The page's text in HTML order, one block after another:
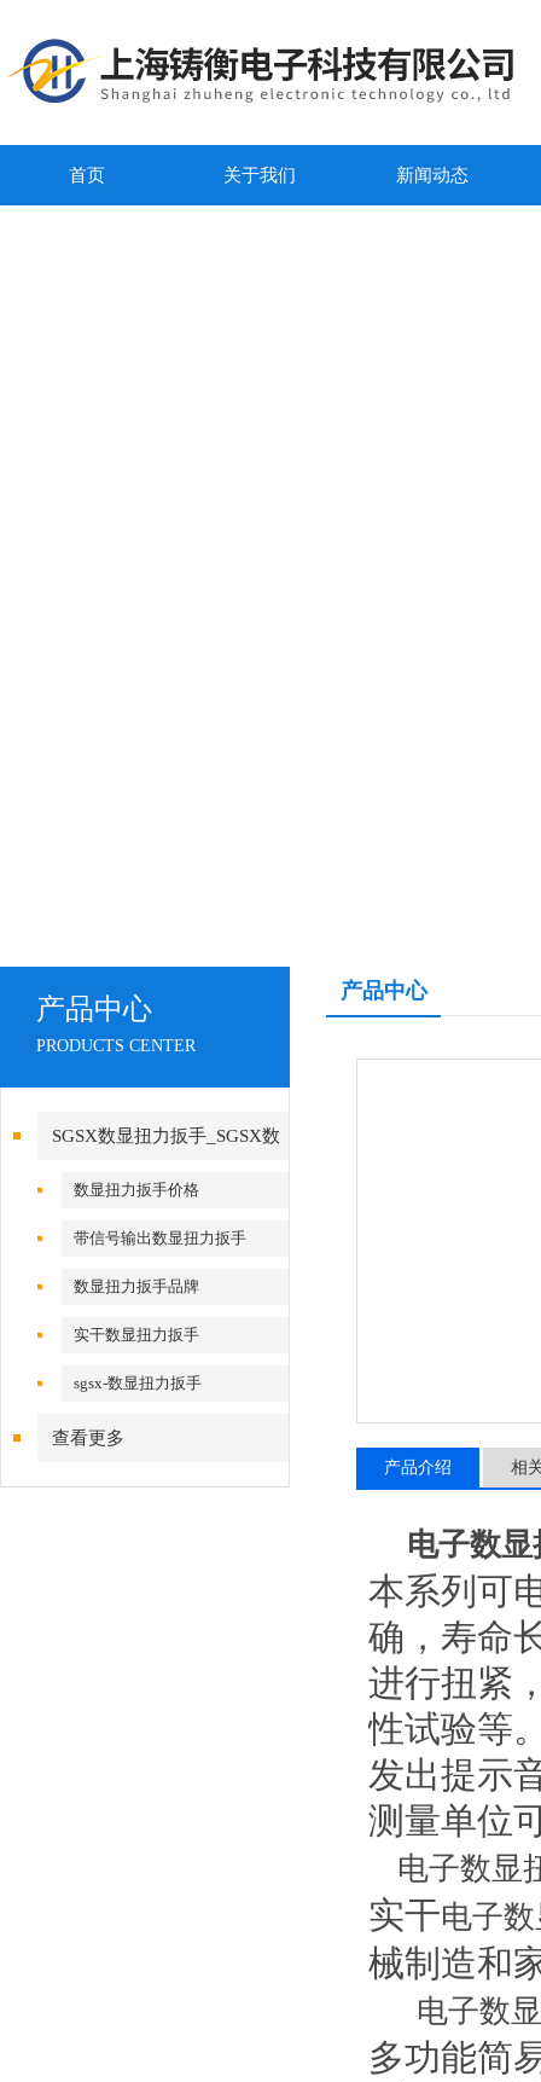
首页 关于我们 新闻动态
产品中心
PRODUCTS CENTER
SGSX数显扭力扳手_SGSX数
显扭力扳手
数显扭力扳手价格
带信号输出数显扭力扳手
数显扭力扳手品牌
实干数显扭力扳手
sgsx-数显扭力扳手
查看更多
产品中心
产品介绍 相
电子数显
本系列可
确，寿命
进行扭紧
性试验等
发出提示
测量单位
电子数显
实干电子
械制造和
电子数
多功能简